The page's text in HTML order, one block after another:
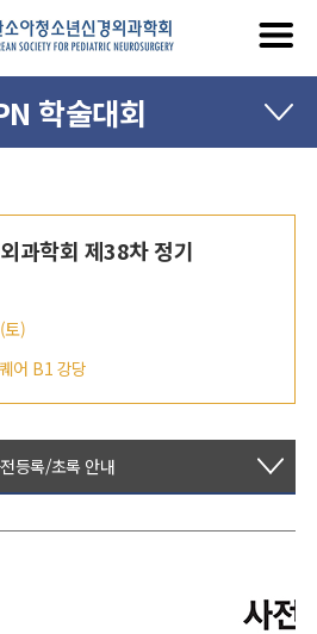
학술대회
과학회 제38차 정기
토)
어 B1 강당
등록/초록 안내